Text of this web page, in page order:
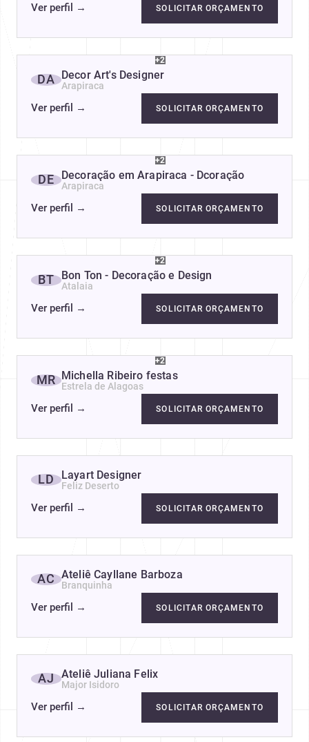
Ver perfil → SOLICITAR ORÇAMENTO
+2
DA Decor Art's Designer
Arapiraca
Ver perfil → SOLICITAR ORÇAMENTO
+2
DE Decoração em Arapiraca - Dcoração
Arapiraca
Ver perfil → SOLICITAR ORÇAMENTO
+2
BT Bon Ton - Decoração e Design
Atalaia
Ver perfil → SOLICITAR ORÇAMENTO
+2
MR Michella Ribeiro festas
Estrela de Alagoas
Ver perfil → SOLICITAR ORÇAMENTO
LD Layart Designer
Feliz Deserto
Ver perfil → SOLICITAR ORÇAMENTO
AC Ateliê Cayllane Barboza
Branquinha
Ver perfil → SOLICITAR ORÇAMENTO
AJ Ateliê Juliana Felix
Major Isidoro
Ver perfil → SOLICITAR ORÇAMENTO